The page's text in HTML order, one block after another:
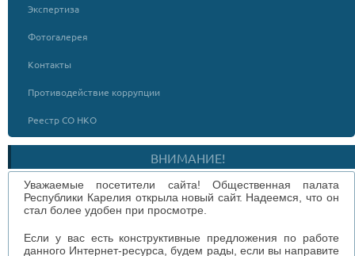
Экспертиза
Фотогалерея
Контакты
Противодействие коррупции
Реестр СО НКО
ВНИМАНИЕ!
Уважаемые посетители сайта! Общественная палата
Республики Карелия открыла новый сайт. Надеемся, что он
стал более удобен при просмотре.
Если у вас есть конструктивные предложения по работе
данного Интернет-ресурса, будем рады, если вы направите